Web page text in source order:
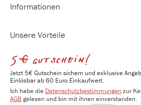
Informationen
Unsere Vorteile
5€ gutschein!
Jetzt 5€ Gutschein sichern und exklusive
Einlösbar ab 60 Euro Einkaufwert.
Ich habe die Datenschutzbestimmungen zur
AGBgelesen und bin mit ihnen einverstanden.